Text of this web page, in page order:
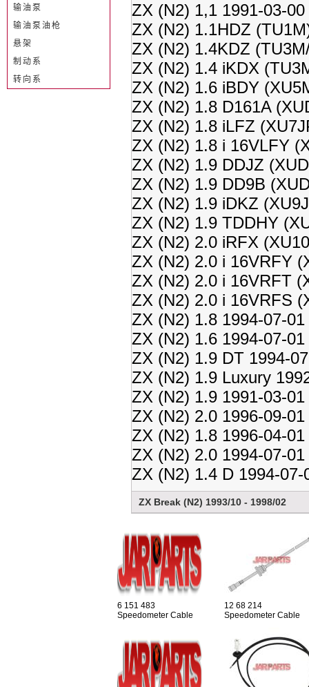
ZX (N2) 1,1 1991-03-
ZX (N2) 1.1HDZ
ZX (N2) 1.4KDZ
ZX (N2) 1.4 iKDX
ZX (N2) 1.6 iBDY
ZX (N2) 1.8 D161A
ZX (N2) 1.8 iLFZ
ZX (N2) 1.8 i 16VLFY
ZX (N2) 1.9 DDJZ
ZX (N2) 1.9 DD9B
ZX (N2) 1.9 iDKZ
ZX (N2) 1.9 TDDHY
ZX (N2) 2.0 iRFX
ZX (N2) 2.0 i 16VRFY
ZX (N2) 2.0 i 16VRFT
ZX (N2) 2.0 i 16VRFS
ZX (N2) 1.8 1994-07-
ZX (N2) 1.6 1994-07-
ZX (N2) 1.9 DT 1994-
ZX (N2) 1.9 Luxury
ZX (N2) 1.9 1991-03-
ZX (N2) 2.0 1996-09-
ZX (N2) 1.8 1996-04-
ZX (N2) 2.0 1994-07-
ZX (N2) 1.4 D 1994-07-
ZX Break (N2) 1993/10 - 1998/02
6 151 483
Speedometer Cable
12 68 214
Speedometer Cable
输油泵
输油泵油枪
悬架
制动系
转向系